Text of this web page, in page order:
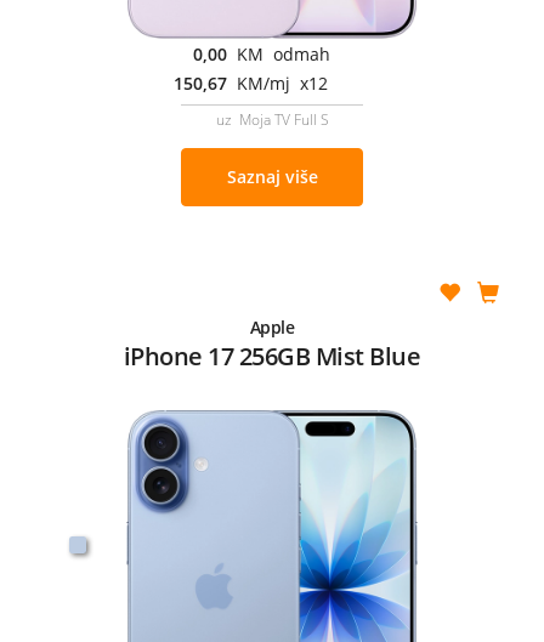
0,00 KM odmah
150,67 KM/mj x12
uz Moja TV Full S
Saznaj više
Apple
iPhone 17 256GB Mist Blue